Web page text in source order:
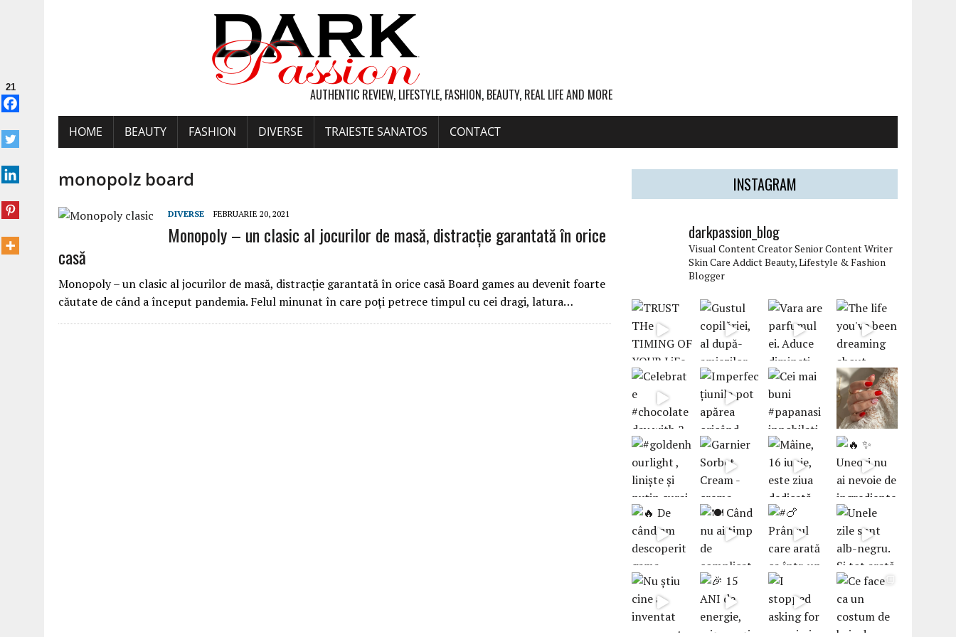
AUTHENTIC REVIEW, LIFESTYLE, FASHION, BEAUTY, REAL LIFE AND MORE
HOME BEAUTY FASHION DIVERSE TRAIESTE SANATOS CONTACT
monopolz board
DIVERSE FEBRUARIE 20, 2021
Monopoly – un clasic al jocurilor de masă, distracție garantată în orice
casă
Monopoly – un clasic al jocurilor de masă, distracție garantată în orice casă Board games au devenit foarte
căutate de când a început pandemia. Felul minunat în care poți petrece timpul cu cei dragi, latura…
21
INSTAGRAM
darkpassion_blog
Visual Content CreatorSenior Content Writer
Skin Care AddictBeauty, Lifestyle & Fashion
Blogger